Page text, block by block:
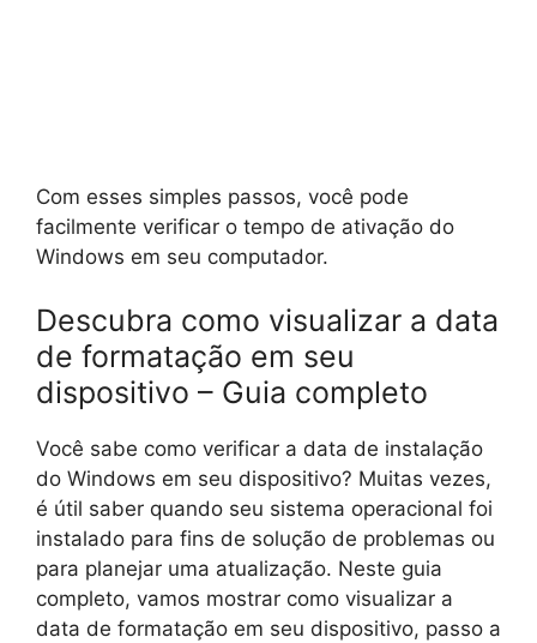
Com esses simples passos, você pode
facilmente verificar o tempo de ativação do
Windows em seu computador.
Descubra como visualizar a data
de formatação em seu
dispositivo – Guia completo
Você sabe como verificar a data de instalação
do Windows em seu dispositivo? Muitas vezes,
é útil saber quando seu sistema operacional foi
instalado para fins de solução de problemas ou
para planejar uma atualização. Neste guia
completo, vamos mostrar como visualizar a
data de formatação em seu dispositivo, passo a